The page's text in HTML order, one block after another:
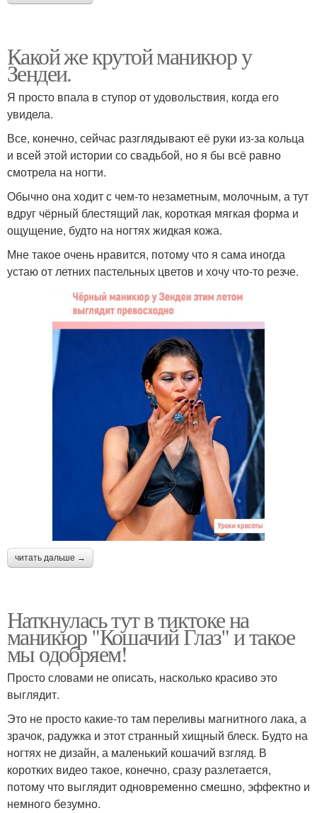
Какой же крутой маникюр у
Зендеи.
Я просто впала в ступор от удовольствия, когда его
увидела.
Все, конечно, сейчас разглядывают её руки из-за кольца
и всей этой истории со свадьбой, но я бы всё равно
смотрела на ногти.
Обычно она ходит с чем-то незаметным, молочным, а тут
вдруг чёрный блестящий лак, короткая мягкая форма и
ощущение, будто на ногтях жидкая кожа.
Мне такое очень нравится, потому что я сама иногда
устаю от летних пастельных цветов и хочу что-то резче.
читать дальше →
Наткнулась тут в тиктоке на
маникюр "Кошачий Глаз" и такое
мы одобряем!
Просто словами не описать, насколько красиво это
выглядит.
Это не просто какие-то там переливы магнитного лака, а
зрачок, радужка и этот странный хищный блеск. Будто на
ногтях не дизайн, а маленький кошачий взгляд. В
коротких видео такое, конечно, сразу разлетается,
потому что выглядит одновременно смешно, эффектно и
немного безумно.